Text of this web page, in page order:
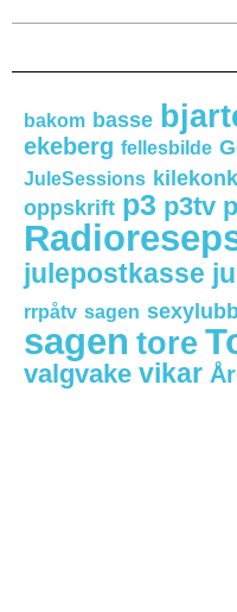
bakom basse
ekeberg fellesbilde
JuleSessions
oppskrift p3 p3tv
julepostkasse
rrpåtv sagen
sagen tore
valgvake vikar